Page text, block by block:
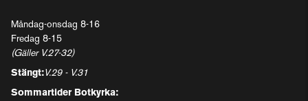
Måndag-onsdag 8-16
Fredag 8-15
(Gäller V.27-32)
Stängt:V.29 - V.31
Sommartider Botkyrka: